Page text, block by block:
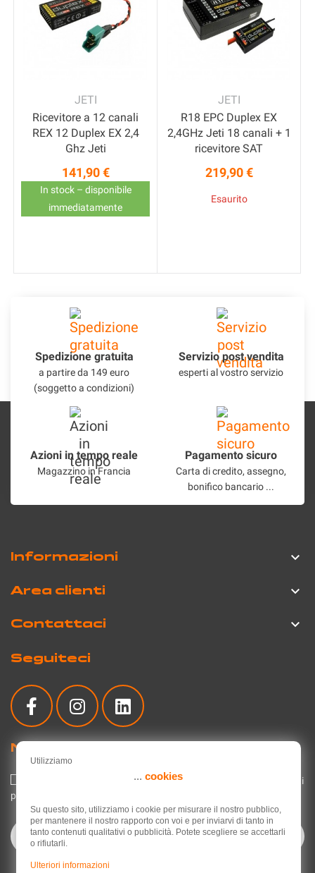
JETI
Ricevitore a 12 canali
REX 12 Duplex EX 2,4
Ghz Jeti
Prezzo
141,90 €
In stock – disponibile
immediatamente
JETI
R18 EPC Duplex EX
2,4GHz Jeti 18 canali + 1
ricevitore SAT
Prezzo
219,90 €
Esaurito
Spedizione gratuita
a partire da 149 euro
(soggetto a condizioni)
Servizio post vendita
esperti al vostro servizio
Azioni in tempo reale
Magazzino in Francia
Pagamento sicuro
Carta di credito, assegno,
bonifico bancario ...
Informazioni 
Area clienti 
Seguiteci
Newsletter
Accetto l'informativa sulla privacy relativa all'utilizzo dei miei dati
personali.
Contattaci 
Utilizziamo
... cookies
Su questo sito, utilizziamo i cookie per misurare il nostro pubblico,
per mantenere il nostro rapporto con voi e per inviarvi di tanto in
tanto contenuti qualitativi o pubblicità. Potete scegliere se accettarli
o rifiutarli.
Ulteriori informazioni